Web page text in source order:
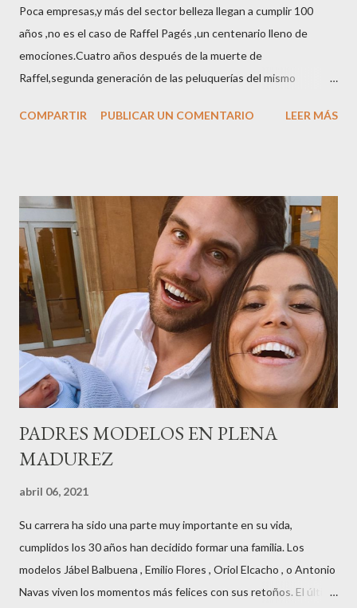
Poca empresas,y más del sector belleza llegan a cumplir 100
años ,no es el caso de Raffel Pagés ,un centenario lleno de
emociones.Cuatro años después de la muerte de
Raffel,segunda generación de las peluquerías del mismo
sector en una cena de reconocimiento.Sus hijas Carolina (CEO
peluquería del grupo.Justo hace unos días Carol Pagés nos
contaba detalles del homenaje en Actualida Rosa en RCE
radio,en el programa que presento todos los jueves de 17 a 18
horas . Carolina y Quionia Pagés Carolina Pagés La cita ,en el
Museu Marítim de BCN ,en las Drassanes reunió a figuras
destacadas del sector,así como clientes, autoridades y medios
de comunicación, en una velada inolvidable bajo el lema “Cien
años peinando almas, creando belleza,i...
COMPARTIR PUBLICAR UN COMENTARIO LEER MÁS
PADRES MODELOS EN PLENA
MADUREZ
abril 06, 2021
Su carrera ha sido una parte muy importante en su vida,
cumplidos los 30 años han decidido formar una familia. Los
modelos Jábel Balbuena , Emilio Flores , Oriol Elcacho , o Antonio
Navas viven los momentos más felices con sus retoños. El último